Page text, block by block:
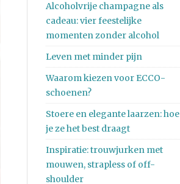
Alcoholvrije champagne als
cadeau: vier feestelijke
momenten zonder alcohol
Leven met minder pijn
Waarom kiezen voor ECCO-
schoenen?
Stoere en elegante laarzen: hoe
je ze het best draagt
Inspiratie: trouwjurken met
mouwen, strapless of off-
shoulder